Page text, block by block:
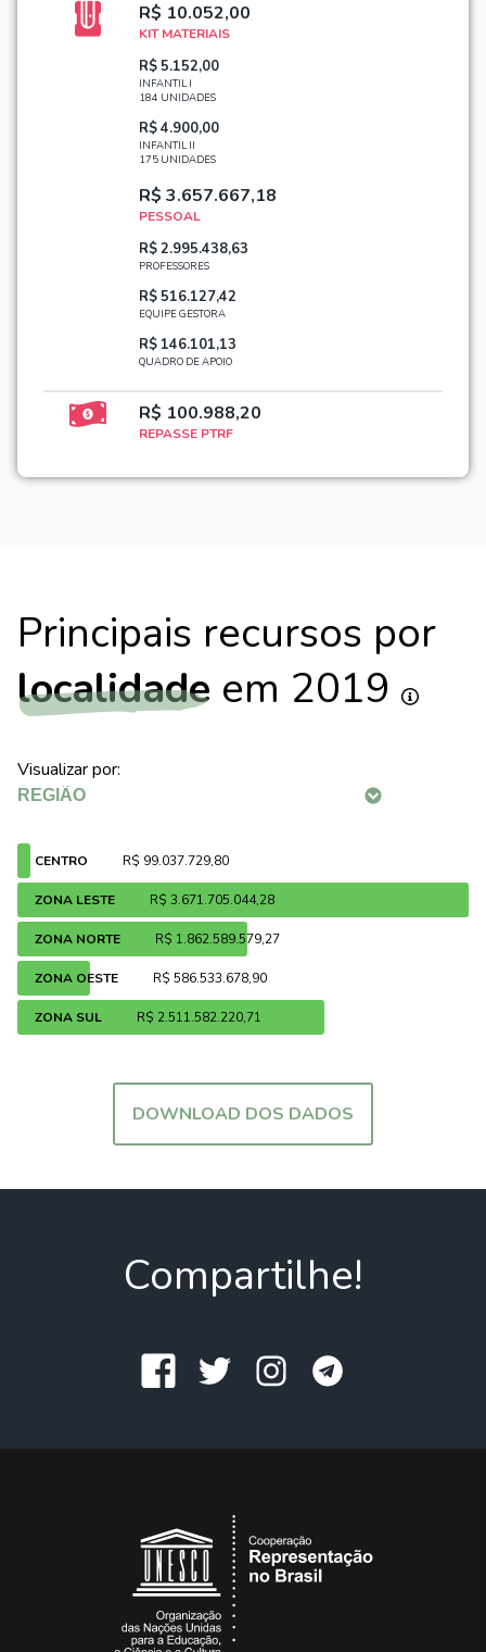
R$ 10.052,00
KIT MATERIAIS
R$ 5.152,00
INFANTIL I
184 UNIDADES
R$ 4.900,00
INFANTIL II
175 UNIDADES
R$ 3.657.667,18
PESSOAL
R$ 2.995.438,63
PROFESSORES
R$ 516.127,42
EQUIPE GESTORA
R$ 146.101,13
QUADRO DE APOIO
R$ 100.988,20
REPASSE PTRF
Principais recursos por
localidade em 2019
Visualizar por:
CENTRO R$ 99.037.729,80
ZONA LESTE R$ 3.671.705.044,28
ZONA NORTE R$ 1.862.589.579,27
ZONA OESTE R$ 586.533.678,90
ZONA SUL R$ 2.511.582.220,71
DOWNLOAD DOS DADOS
Compartilhe!